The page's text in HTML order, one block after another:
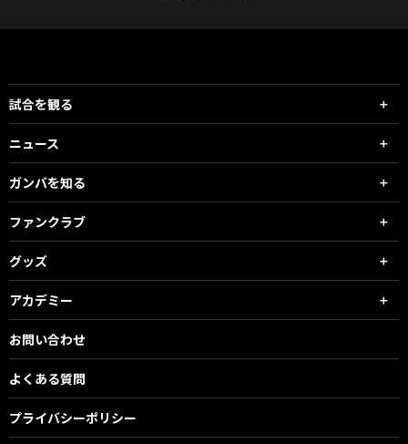
試合を観る
ニュース
ガンバを知る
ファンクラブ
グッズ
アカデミー
お問い合わせ
よくある質問
プライバシーポリシー